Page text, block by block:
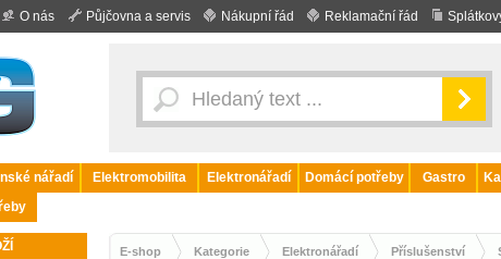
O nás Půjčovna a servis Nákupní řád Reklamační řád
nářadí Elektromobilita Elektronářadí Domácí potřeby Gastro
E-shop Kategorie Elektronářadí Příslušenství